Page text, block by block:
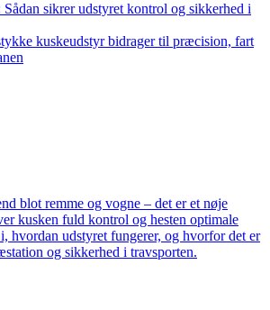
sikrer udstyret kontrol og sikkerhed i
kuskeudstyr bidrager til præcision, fart
blot remme og vogne – det er et nøje
kusken fuld kontrol og hesten optimale
hvordan udstyret fungerer, og hvorfor det er
og sikkerhed i travsporten.